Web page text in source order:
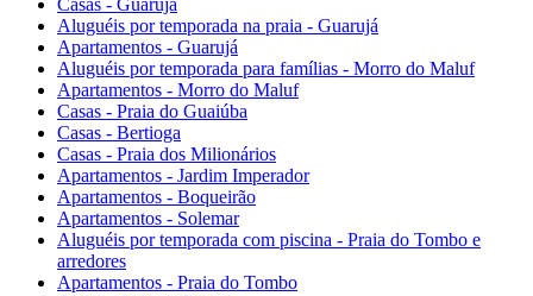
Casas - Guarujá
Aluguéis por temporada na praia - Guarujá
Apartamentos - Guarujá
Aluguéis por temporada para famílias - Morro do Maluf
Apartamentos - Morro do Maluf
Casas - Praia do Guaiúba
Casas - Bertioga
Casas - Praia dos Milionários
Apartamentos - Jardim Imperador
Apartamentos - Boqueirão
Apartamentos - Solemar
Aluguéis por temporada com piscina - Praia do Tombo e
arredores
Apartamentos - Praia do Tombo